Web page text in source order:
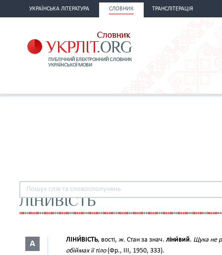
УКРАЇНСЬКА ЛІТЕРАТУРА СЛОВНИК ТРАНСЛІТЕРАЦІЯ
ЛІНИВІСТЬ
А ЛІНИ́ВІСТЬ, вості, ж. Стан за знач. ліни́вий. Щука не
обіймах її тіло(Фр., III, 1950, 333).